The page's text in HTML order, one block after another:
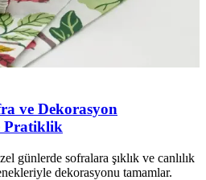
ve Dekorasyon
Pratiklik
günlerde sofralara şıklık ve canlılık
dekorasyonu tamamlar.